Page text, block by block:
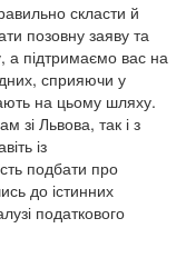
скласти й
позовну заяву та
а підтримаємо вас на
сприяючи у
на цьому шляху.
зі Львова, так і з
із
подбати про
до істинних
податкового